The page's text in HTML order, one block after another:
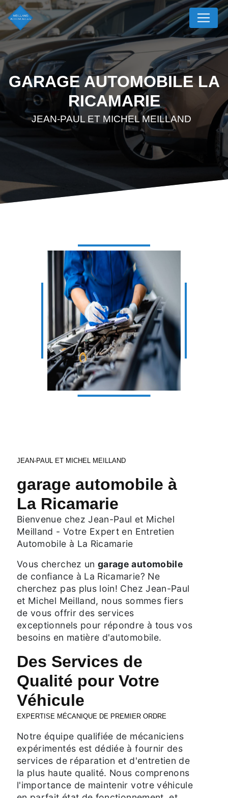
GARAGE AUTOMOBILE LA
RICAMARIE
JEAN-PAUL ET MICHEL MEILLAND
JEAN-PAUL ET MICHEL MEILLAND
garage automobile à
La Ricamarie
Bienvenue chez Jean-Paul et Michel
Meilland - Votre Expert en Entretien
Automobile à La Ricamarie
Vous cherchez un garage automobile
de confiance à La Ricamarie? Ne
cherchez pas plus loin! Chez Jean-Paul
et Michel Meilland, nous sommes fiers
de vous offrir des services
exceptionnels pour répondre à tous vos
besoins en matière d'automobile.
Des Services de
Qualité pour Votre
Véhicule
EXPERTISE MÉCANIQUE DE PREMIER ORDRE
Notre équipe qualifiée de mécaniciens
expérimentés est dédiée à fournir des
services de réparation et d'entretien de
la plus haute qualité. Nous comprenons
l'importance de maintenir votre véhicule
Panneau de gestion des cookies